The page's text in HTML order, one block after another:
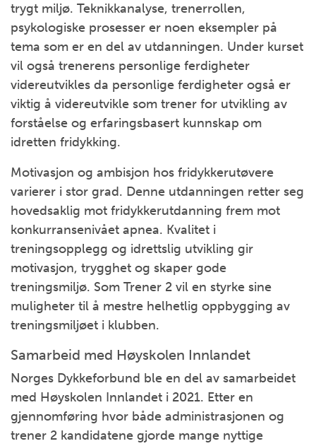
trygt miljø. Teknikkanalyse, trenerrollen,
psykologiske prosesser er noen eksempler på
tema som er en del av utdanningen. Under kurset
vil også trenerens personlige ferdigheter
videreutvikles da personlige ferdigheter også er
viktig å videreutvikle som trener for utvikling av
forståelse og erfaringsbasert kunnskap om
idretten fridykking.
Motivasjon og ambisjon hos fridykkerutøvere
varierer i stor grad. Denne utdanningen retter seg
hovedsaklig mot fridykkerutdanning frem mot
konkurransenivået apnea. Kvalitet i
treningsopplegg og idrettslig utvikling gir
motivasjon, trygghet og skaper gode
treningsmiljø. Som Trener 2 vil en styrke sine
muligheter til å mestre helhetlig oppbygging av
treningsmiljøet i klubben.
Samarbeid med Høyskolen Innlandet
Norges Dykkeforbund ble en del av samarbeidet
med Høyskolen Innlandet i 2021. Etter en
gjennomføring hvor både administrasjonen og
trener 2 kandidatene gjorde mange nyttige